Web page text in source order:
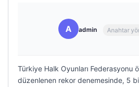
A admin Anahtar
Türkiye Halk Oyunları Federasyonu
düzenlenen rekor denemesinde, 5